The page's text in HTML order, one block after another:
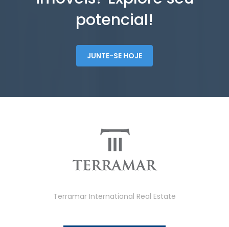
potencial!
JUNTE-SE HOJE
Terramar International Real Estate